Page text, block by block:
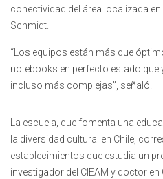
conectividad del área localizada
Schmidt.
“Los equipos están más que
notebooks en perfecto estado
incluso más complejas”, señaló.
La escuela, que fomenta una
la diversidad cultural en Chile,
establecimientos que estudia un
investigador del CIEAM y doctor